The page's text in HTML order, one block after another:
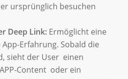
ursprünglich besuchen
Deep Link:Ermöglicht eine
Erfahrung. Sobald die
sieht der User einen
Content oder ein